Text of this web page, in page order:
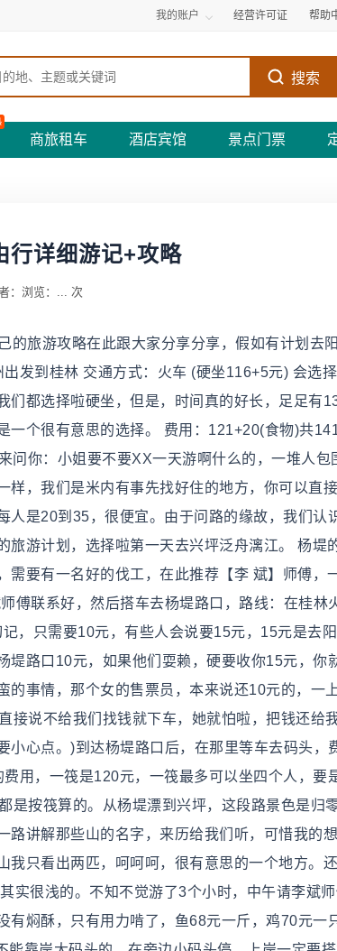
我的账户 经营许可证 帮助
搜索
商旅租车 酒店宾馆 景点门票
行详细游记+攻略
： 浏览： ... 次
的旅游攻略在此跟大家分享分享，假如有计划去阳
发到桂林 交通方式：火车 (硬坐116+5元) 会选择
们都选择啦硬坐，但是，时间真的好长，足足有
一个很有意思的选择。 费用：121+20(食物)共
问你：小姐要不要XX一天游啊什么的，一堆人包
样，我们是米内有事先找好住的地方，你可以直接
人是20到35，很便宜。由于问路的缘故，我们认
游计划，选择啦第一天去兴坪泛舟漓江。 杨堤
需要有一名好的伐工，在此推荐【李 斌】师傅，
傅联系好，然后搭车去杨堤路口，路线：在桂林
，只需要10元，有些人会说要15元，15元是去阳
堤路口10元，如果他们耍赖，硬要收你15元，你
事情，那个女的售票员，本来说还10元的，一上
接说不给我们找钱就下车，她就怕啦，把钱还给
心点。)到达杨堤路口后，在那里等车去码头，
用，一筏是120元，一筏最多可以坐四个人，要
是按筏算的。从杨堤漂到兴坪，这段路景色是归
讲解那些山的名字，来历给我们听，可惜我的想
我只看出两匹，呵呵呵，很有意思的一个地方。还
实很浅的。不知不觉游了3个小时，中午请李斌
有焖酥，只有用力啃了，鱼68元一斤，鸡70元一